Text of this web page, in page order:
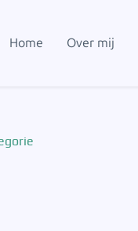
Home Over mij